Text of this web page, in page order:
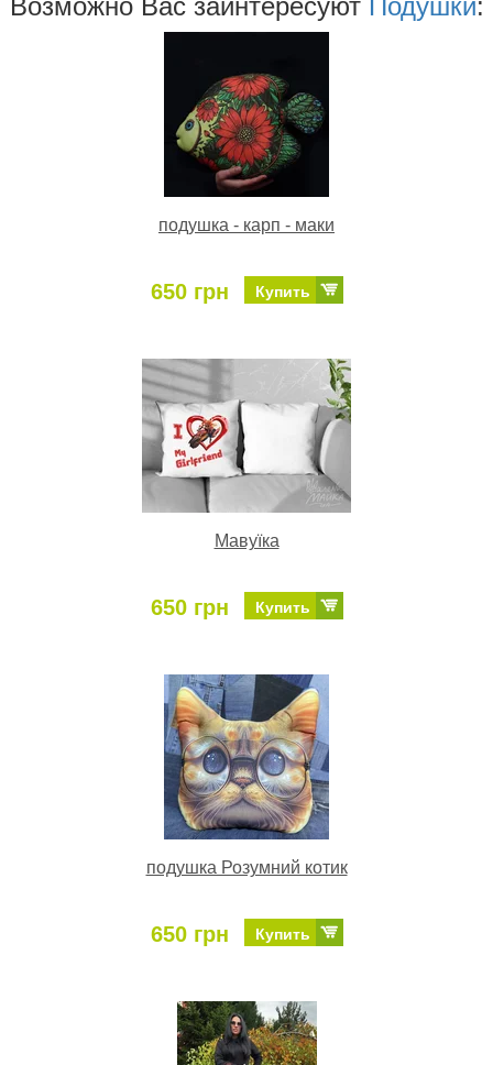
Возможно Ваc заинтересуют Подушки:
подушка - карп - маки
650 грн Купить
Мавуїка
650 грн Купить
подушка Розумний котик
650 грн Купить